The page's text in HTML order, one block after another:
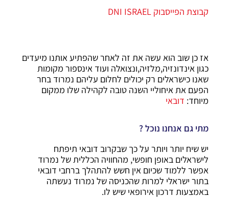
קבוצת הפייסבוק DNI ISRAEL
אז כן שוב הוא עשה את זה לאחר שהפתיע אותנו מיעדים
כגון אינדונזיה,מלזיה,ונצואלה ועוד אינספור מקומות
שאנו כישראלים רק יכולים לחלום עליהם נמרוד בחר
הפעם את איחוליי השנה טובה לקהילה שלו ממקום
מיוחד: דובאי
מתי גם אנחנו נוכל ?
יש שיח יותר ויותר על כך שבקרוב דובאי תיפתח
לישראלים באופן חופשי, מהחוויה הכללית של נמרוד
אפשר ללמוד שכיום אין חשש להתהלך ברחבי דובאי
בתור ישראלי למרות שהכניסה של נמרוד נעשתה
באמצעות דרכון אירופאי שיש לו.